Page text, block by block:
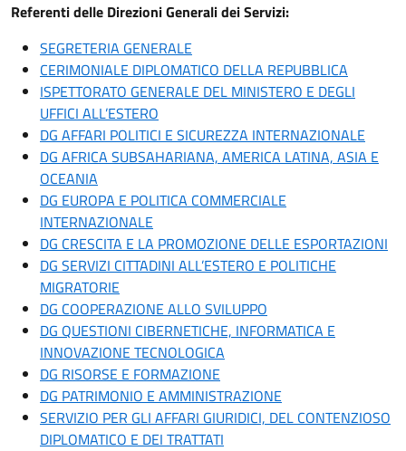
Referenti delle Direzioni Generali dei Servizi:
SEGRETERIA GENERALE
CERIMONIALE DIPLOMATICO DELLA REPUBBLICA
ISPETTORATO GENERALE DEL MINISTERO E DEGLI
UFFICI ALL’ESTERO
DG AFFARI POLITICI E SICUREZZA INTERNAZIONALE
DG AFRICA SUBSAHARIANA, AMERICA LATINA, ASIA E
OCEANIA
DG EUROPA E POLITICA COMMERCIALE
INTERNAZIONALE
DG CRESCITA E LA PROMOZIONE DELLE ESPORTAZIONI
DG SERVIZI CITTADINI ALL’ESTERO E POLITICHE
MIGRATORIE
DG COOPERAZIONE ALLO SVILUPPO
DG QUESTIONI CIBERNETICHE, INFORMATICA E
INNOVAZIONE TECNOLOGICA
DG RISORSE E FORMAZIONE
DG PATRIMONIO E AMMINISTRAZIONE
SERVIZIO PER GLI AFFARI GIURIDICI, DEL CONTENZIOSO
DIPLOMATICO E DEI TRATTATI